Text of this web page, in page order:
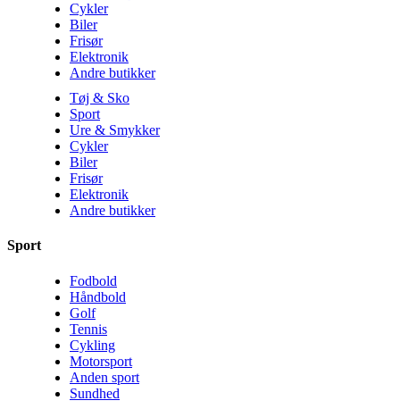
Cykler
Biler
Frisør
Elektronik
Andre butikker
Tøj & Sko
Sport
Ure & Smykker
Cykler
Biler
Frisør
Elektronik
Andre butikker
Sport
Fodbold
Håndbold
Golf
Tennis
Cykling
Motorsport
Anden sport
Sundhed